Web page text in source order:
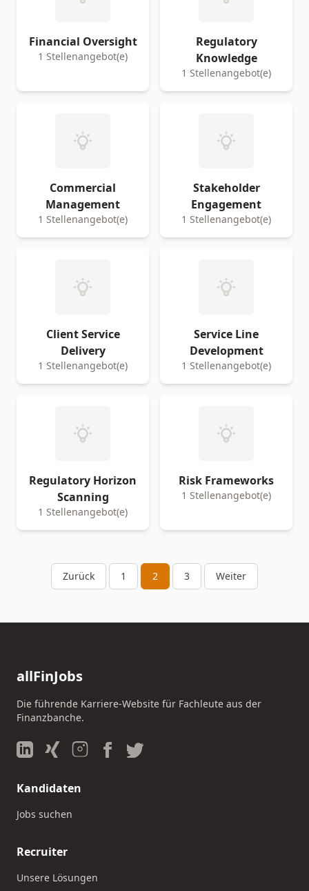
Financial Oversight
1 Stellenangebot(e)
Regulatory
Knowledge
1 Stellenangebot(e)
Commercial
Management
1 Stellenangebot(e)
Stakeholder
Engagement
1 Stellenangebot(e)
Client Service
Delivery
1 Stellenangebot(e)
Service Line
Development
1 Stellenangebot(e)
Regulatory Horizon
Scanning
1 Stellenangebot(e)
Risk Frameworks
1 Stellenangebot(e)
Zurück 1 2 3 Weiter
allFinJobs
Die führende Karriere-Website für Fachleute aus der
Finanzbanche.
Kandidaten
Jobs suchen
Recruiter
Unsere Lösungen